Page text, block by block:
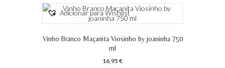
Adicionar para Wishlist
Vinho Branco Maçanita Viosinho by joaninha 750
ml
16,95 €